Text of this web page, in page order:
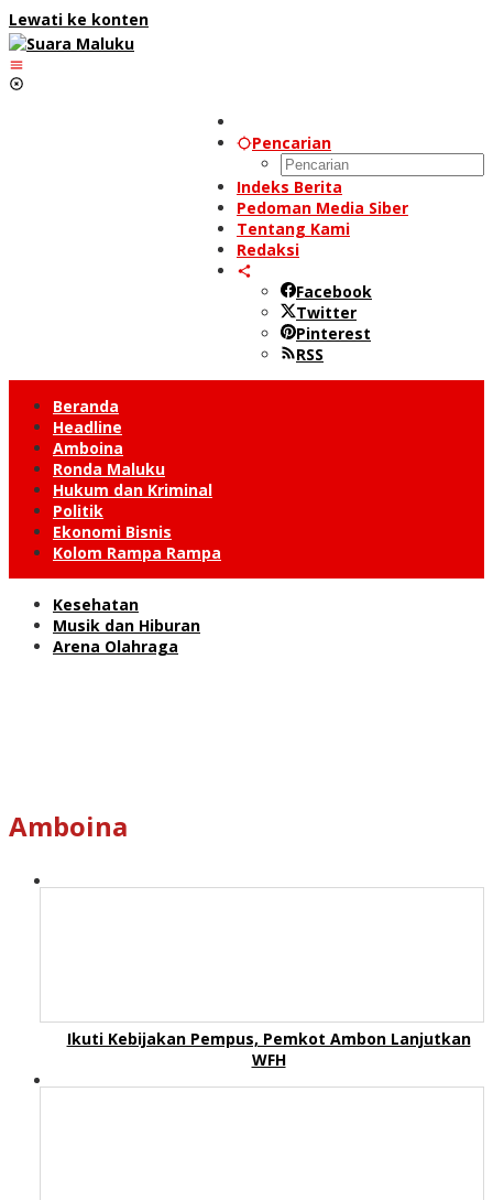
Lewati ke konten
Pencarian
Indeks Berita
Pedoman Media Siber
Tentang Kami
Redaksi
Facebook
Twitter
Pinterest
RSS
Beranda
Headline
Amboina
Ronda Maluku
Hukum dan Kriminal
Politik
Ekonomi Bisnis
Kolom Rampa Rampa
Kesehatan
Musik dan Hiburan
Arena Olahraga
Amboina
Ikuti Kebijakan Pempus, Pemkot Ambon Lanjutkan
WFH